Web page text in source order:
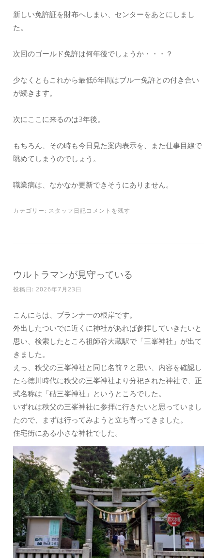
新しい免許証を財布へしまい、センターをあとにしまし
た。
次回のゴールド免許は何年後でしょうか・・・？
少なくともこれから最低6年間はブルー免許との付き合い
が続きます。
次にここに来るのは3年後。
もちろん、その時も今日見た案内表示を、また仕事目線で
眺めてしまうのでしょう。
職業病は、なかなか更新できそうにありません。
カテゴリー: スタッフ日記コメントを残す
ウルトラマンが見守っている
投稿日: 2026年7月23日
こんにちは、プランナーの根岸です。
外出したついでに近くに神社があれば参拝していきたいと
思い、検索したところ祖師谷大蔵駅で「三峯神社」が出て
きました。
えっ、秩父の三峯神社と同じ名前？と思い、内容を確認し
たら徳川時代に秩父の三峯神社より分祀された神社で、正
式名称は「砧三峯神社」というところでした。
いずれは秩父の三峯神社に参拝に行きたいと思っていまし
たので、まずは行ってみようと立ち寄ってきました。
住宅街にある小さな神社でした。